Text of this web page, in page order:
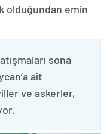
olduğundan emin
sona
ait
ve askerler,